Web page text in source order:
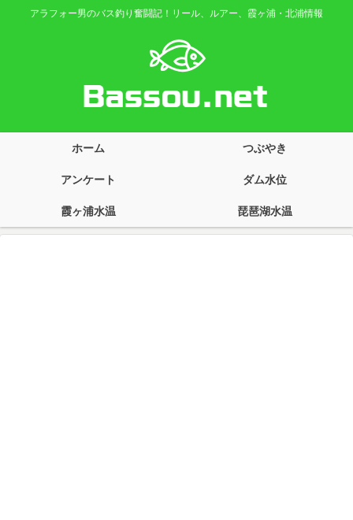
アラフォー男のバス釣り奮闘記！リール、ルアー、霞ヶ浦・北浦情報
ホーム つぶやき
アンケート ダム水位
霞ヶ浦水温 琵琶湖水温